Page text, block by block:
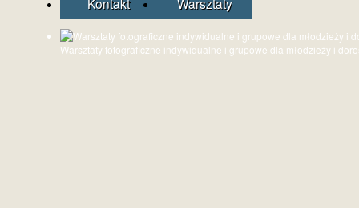
Warsztaty fotograficzne indywidualne i grupowe dla młodzieży i